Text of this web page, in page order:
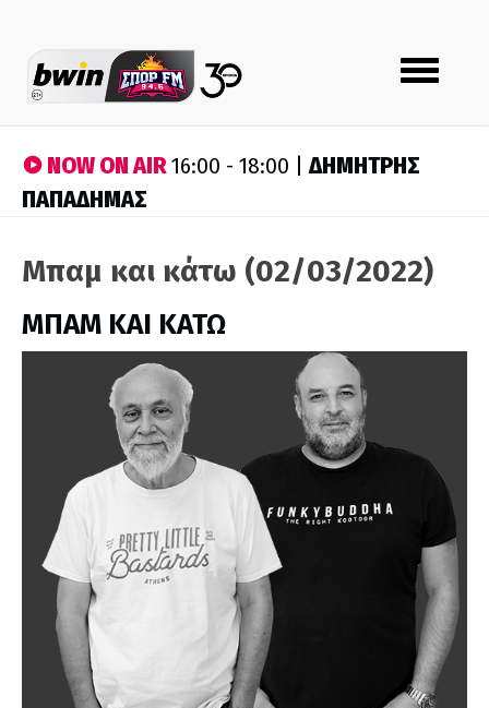
Toggle
navigation
NOW ON AIR16:00 - 18:00 |ΔΗΜΗΤΡΗΣ
ΠΑΠΑΔΗΜΑΣ
Μπαμ και κάτω (02/03/2022)
ΜΠΑΜ ΚΑΙ ΚΑΤΩ